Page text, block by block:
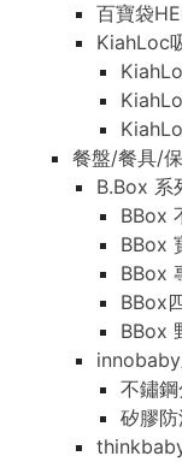
百寶袋
KiahLoc
餐盤/餐具/
B.Box 系
BBox
BBox
BBox
BBox
BBox
不鏽
矽膠